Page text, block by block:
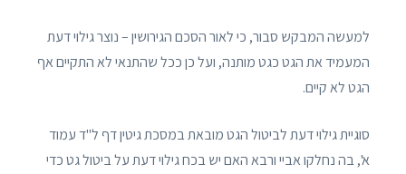
למעשה המבקש סבור, כי לאור הסכם הגירושין – נוצר גילוי דעת
המעמיד את הגט כגט מותנה, ועל כן ככל שהתנאי לא התקיים אף
הגט לא קיים.
סוגיית גילוי דעת לביטול הגט מובאת במסכת גיטין דף ל"ד עמוד
א', בה נחלקו אביי ורבא האם יש בכח גילוי דעת על ביטול גט כדי